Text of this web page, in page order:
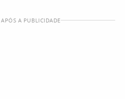
A PUBLICIDADE